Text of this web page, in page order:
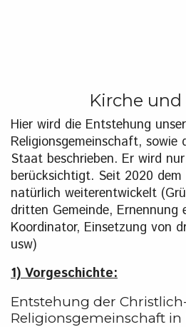
Kirche und
Hier wird die Entstehung
Religionsgemeinschaft, sowie
Staat beschrieben. Er wird
berücksichtigt. Seit 2020
natürlich weiterentwickelt
dritten Gemeinde, Ernennung
Koordinator, Einsetzung von
usw)
1) Vorgeschichte:
Entstehung der
Religionsgemeinschaft in